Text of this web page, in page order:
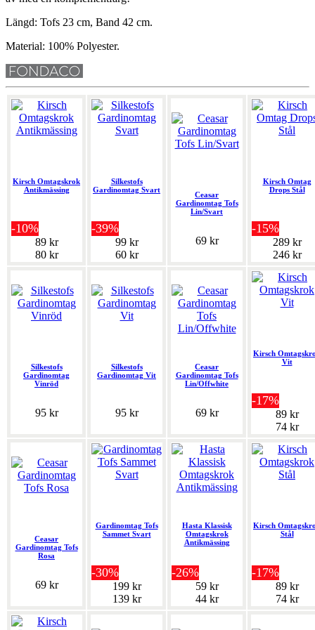
Längd: Tofs 23 cm, Band 42 cm.
Material: 100% Polyester.
Kirsch Omtagskrok
Antikmässing
-10%
89 kr
80 kr
Silkestofs
Gardinomtag Svart
-39%
99 kr
60 kr
Ceasar
Gardinomtag Tofs
Lin/Svart
69 kr
Kirsch Omtag
Drops Stål
-15%
289 kr
246 kr
Silkestofs
Gardinomtag
Vinröd
95 kr
Silkestofs
Gardinomtag Vit
95 kr
Ceasar
Gardinomtag Tofs
Lin/Offwhite
69 kr
Kirsch
Vit
-17%
89 kr
74 kr
Ceasar
Gardinomtag Tofs
Rosa
69 kr
Gardinomtag Tofs
Sammet Svart
-30%
199 kr
139 kr
Hasta Klassisk
Omtagskrok
Antikmässing
-26%
59 kr
44 kr
Kirsch
Stål
-17%
89 kr
74 kr